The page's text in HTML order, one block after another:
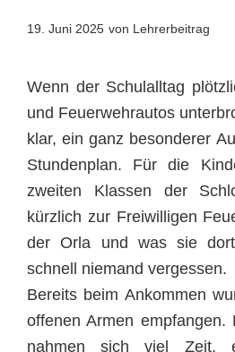
19. Juni 2025 von Lehrerbeitrag
Wenn der Schulalltag
und Feuerwehrautos
klar, ein ganz besonderer
Stundenplan. Für die
zweiten Klassen der
kürzlich zur Freiwilligen
der Orla und was sie
schnell niemand vergessen.
Bereits beim Ankommen
offenen Armen empfangen.
nahmen sich viel Zeit,